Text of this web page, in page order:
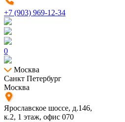
+7 (903) 969-12-34
0
Москва
Санкт Петербург
Москва
Ярославское шоссе, д.146,
к.2, 1 этаж, офис 070